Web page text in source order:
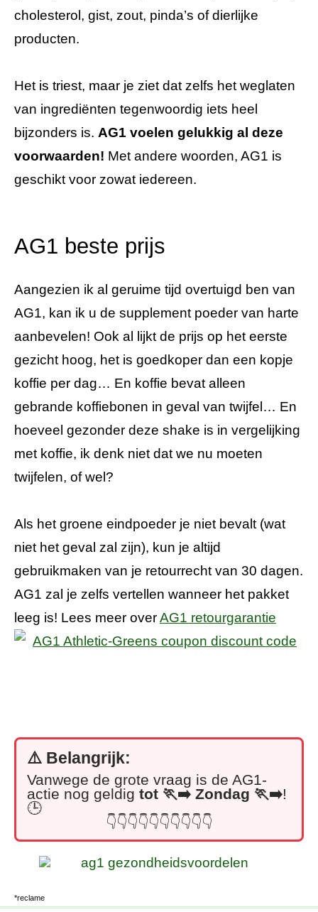
cholesterol, gist, zout, pinda’s of dierlijke
producten.
Het is triest, maar je ziet dat zelfs het weglaten
van ingrediënten tegenwoordig iets heel
bijzonders is. AG1 voelen gelukkig al deze
voorwaarden! Met andere woorden, AG1 is
geschikt voor zowat iedereen.
AG1 beste prijs
Aangezien ik al geruime tijd overtuigd ben van
AG1, kan ik u de supplement poeder van harte
aanbevelen! Ook al lijkt de prijs op het eerste
gezicht hoog, het is goedkoper dan een kopje
koffie per dag… En koffie bevat alleen
gebrande koffiebonen in geval van twijfel… En
hoeveel gezonder deze shake is in vergelijking
met koffie, ik denk niet dat we nu moeten
twijfelen, of wel?
Als het groene eindpoeder je niet bevalt (wat
niet het geval zal zijn), kun je altijd
gebruikmaken van je retourrecht van 30 dagen.
AG1 zal je zelfs vertellen wanneer het pakket
leeg is! Lees meer overAG1 retourgarantie
⚠️ Belangrijk:
Vanwege de grote vraag is de AG1-
actie nog geldig tot 🏃‍➡️ Zondag 🏃‍➡️!
🕒
👇👇👇👇👇👇👇👇👇👇
*reclame